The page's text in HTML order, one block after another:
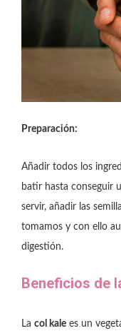
Preparación:
Añadir todos los
batir hasta conseguir
servir, añadir las
tomamos y con ello
digestión.
Beneficios de
La col kale es un